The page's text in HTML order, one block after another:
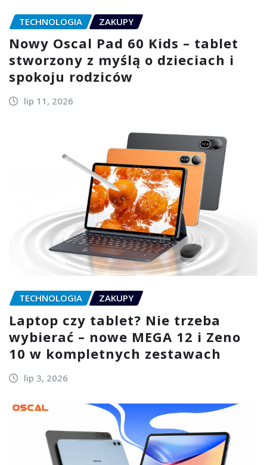
TECHNOLOGIA ZAKUPY
Nowy Oscal Pad 60 Kids – tablet
stworzony z myślą o dzieciach i
spokoju rodziców
lip 11, 2026
TECHNOLOGIA ZAKUPY
Laptop czy tablet? Nie trzeba
wybierać – nowe MEGA 12 i Zeno
10 w kompletnych zestawach
lip 3, 2026